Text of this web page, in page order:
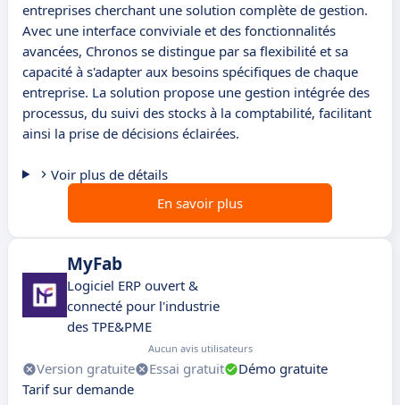
entreprises cherchant une solution complète de gestion.
Avec une interface conviviale et des fonctionnalités
avancées, Chronos se distingue par sa flexibilité et sa
capacité à s'adapter aux besoins spécifiques de chaque
entreprise. La solution propose une gestion intégrée des
processus, du suivi des stocks à la comptabilité, facilitant
ainsi la prise de décisions éclairées.
Voir plus de détails
En savoir plus
MyFab
Logiciel ERP ouvert &
connecté pour l'industrie
des TPE&PME
Aucun avis utilisateurs
Version gratuite Essai gratuit
Démo gratuite
Tarif sur demande